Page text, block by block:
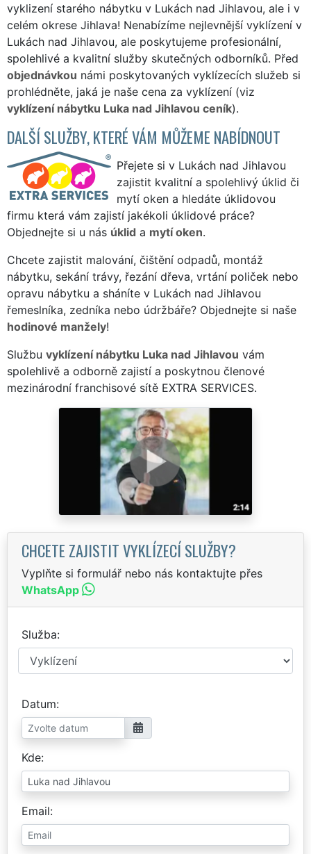
vyklizení starého nábytku v Lukách nad Jihlavou, ale i v
celém okrese Jihlava! Nenabízíme nejlevnější vyklízení v
Lukách nad Jihlavou, ale poskytujeme profesionální,
spolehlivé a kvalitní služby skutečných odborníků. Před
objednávkou námi poskytovaných vyklízecích služeb si
prohlédněte, jaká je naše cena za vyklízení (viz
vyklízení nábytku Luka nad Jihlavou ceník).
DALŠÍ SLUŽBY, KTERÉ VÁM MŮŽEME NABÍDNOUT
Přejete si v Lukách nad Jihlavou
zajistit kvalitní a spolehlivý úklid či
mytí oken a hledáte úklidovou
firmu která vám zajistí jakékoli úklidové práce?
Objednejte si u nás úklid a mytí oken.
Chcete zajistit malování, čištění odpadů, montáž
nábytku, sekání trávy, řezání dřeva, vrtání poliček nebo
opravu nábytku a sháníte v Lukách nad Jihlavou
řemeslníka, zedníka nebo údržbáře? Objednejte si naše
hodinové manžely!
Službu vyklízení nábytku Luka nad Jihlavou vám
spolehlivě a odborně zajistí a poskytnou členové
mezinárodní franchisové sítě EXTRA SERVICES.
CHCETE ZAJISTIT VYKLÍZECÍ SLUŽBY?
Vyplňte si formulář nebo nás kontaktujte přes
WhatsApp
Služba
Datum
Kde
Email